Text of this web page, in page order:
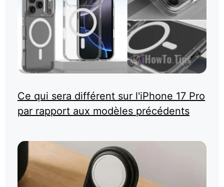
Ce qui sera différent sur l'iPhone 17 Pro
par rapport aux modèles précédents